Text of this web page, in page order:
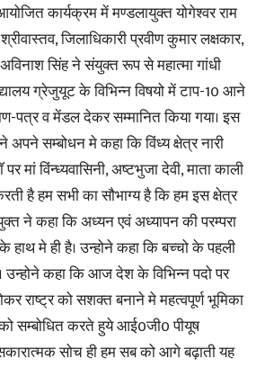
कार्यक्रम में मण्डलायुक्त योगेश्वर राम
जिलाधिकारी प्रवीण कुमार लक्षकार,
सिंह ने संयुक्त रूप से महात्मा गांधी
ग्रेजुयूट के विभिन्न विषयो में टाप-10 आने
पत्र व मेंडल देकर सम्मानित किया गया। इस
सम्बोधन मे कहा कि विंध्य क्षेत्र नारी
मां विंन्ध्यवासिनी, अष्टभुजा देवी, माता काली
है हम सभी का सौभाग्य है कि हम इस क्षेत्र
ने कहा कि अध्यन एवं अध्यापन की परम्परा
मे ही है। उन्होने कहा कि बच्चो के पहली
उन्होने कहा कि आज देश के विभिन्न पदो पर
राष्ट्र को सशक्त बनाने मे महत्वपूर्ण भूमिका
को सम्बोधित करते हुये आई0जी0 पीयूष
सोच ही हम सब को आगे बढ़ाती यह